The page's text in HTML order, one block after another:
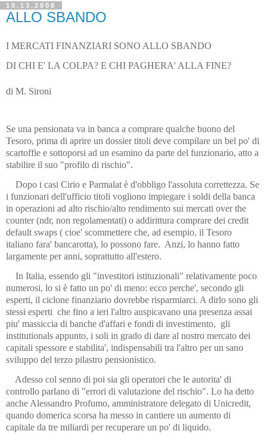
10.13.2008
ALLO SBANDO
I MERCATI FINANZIARI SONO ALLO SBANDO
DI CHI E' LA COLPA? E CHI PAGHERA' ALLA FINE?
di M. Sironi
Se una pensionata va in banca a comprare qualche buono del
Tesoro, prima di aprire un dossier titoli deve compilare un bel po' di
scartoffie e sottoporsi ad un esamino da parte del funzionario, atto a
stabilire il suo "profilo di rischio".
Dopo i casi Cirio e Parmalat è d'obbligo l'assoluta correttezza. Se
i funzionari dell'ufficio titoli vogliono impiegare i soldi della banca
in operazioni ad alto rischio/alto rendimento sui mercati over the
counter (ndr, non regolamentati) o addirittura comprare dei credit
default swaps ( cioe' scommettere che, ad esempio, il Tesoro
italiano fara' bancarotta), lo possono fare. Anzi, lo hanno fatto
largamente per anni, soprattutto all'estero.
In Italia, essendo gli "investitori istituzionali" relativamente poco
numerosi, lo si è fatto un po' di meno: ecco perche', secondo gli
esperti, il ciclone finanziario dovrebbe risparmiarci. A dirlo sono gli
stessi esperti che fino a ieri l'altro auspicavano una presenza assai
piu' massiccia di banche d'affari e fondi di investimento, gli
institutionals appunto, i soli in grado di dare al nostro mercato dei
capitali spessore e stabilita', indispensabili tra l'altro per un sano
sviluppo del terzo pilastro pensionistico.
Adesso col senno di poi sia gli operatori che le autorita' di
controllo parlano di "errori di valutazione del rischio". Lo ha detto
anche Alessandro Profumo, amministratore delegato di Unicredit,
quando domerica scorsa ha messo in cantiere un aumento di
capitale da tre miliardi per recuperare un po' di liquido.